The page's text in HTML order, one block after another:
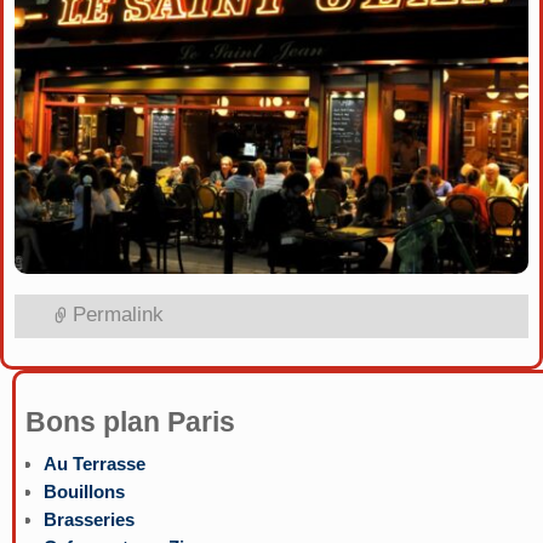
Permalink
Bons plan Paris
Au Terrasse
Bouillons
Brasseries